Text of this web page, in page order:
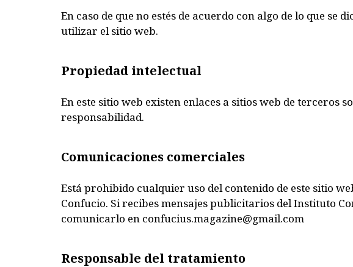
En caso de que no estés de acuerdo con algo de lo que se
utilizar el sitio web.
Propiedad intelectual
En este sitio web existen enlaces a sitios web de terceros
responsabilidad.
Comunicaciones comerciales
Está prohibido cualquier uso del contenido de este sitio
Confucio. Si recibes mensajes publicitarios del Instituto
comunicarlo en confucius.magazine@gmail.com
Responsable del tratamiento